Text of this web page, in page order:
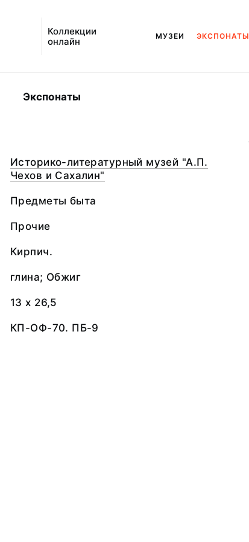
Коллекции
онлайн
МУЗЕИ ЭКСПОНАТЫ
Экспонаты
Историко-литературный музей "А.П.
Чехов и Сахалин"
Предметы быта
Прочие
Кирпич.
глина; Обжиг
13 х 26,5
КП-ОФ-70. ПБ-9